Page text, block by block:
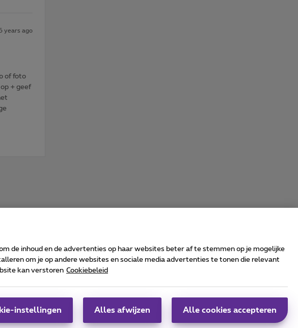
years ago
of foto
+ geef
Carrier & Wholesale Solutions
Proximus Group
| Telindus
de inhoud en de advertenties op haar websites beter af te stemmen op je mogelijke
om je op andere websites en sociale media advertenties te tonen die relevant
kan verstoren Cookiebeleid
instellingen Alles afwijzen Alle cookies accepteren